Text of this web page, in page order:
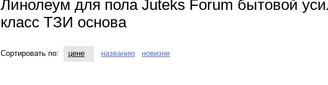
Линолеум для пола Juteks Forum бытовой
класс ТЗИ основа
Сортировать по: цене названию новизне